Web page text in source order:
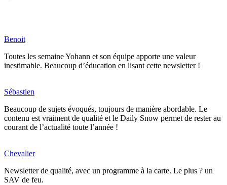
Benoit
Toutes les semaine Yohann et son équipe apporte une valeur
inestimable. Beaucoup d’éducation en lisant cette newsletter !
Sébastien
Beaucoup de sujets évoqués, toujours de manière abordable. Le
contenu est vraiment de qualité et le Daily Snow permet de rester au
courant de l’actualité toute l’année !
Chevalier
Newsletter de qualité, avec un programme à la carte. Le plus ? un
SAV de feu.